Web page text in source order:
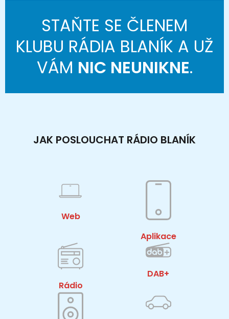
STAŇTE SE ČLENEM
KLUBU RÁDIA BLANÍK A UŽ
VÁM NIC NEUNIKNE.
JAK POSLOUCHAT RÁDIO BLANÍK
Web
Aplikace
Rádio
DAB+